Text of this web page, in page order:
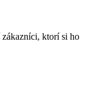
ktorí si ho